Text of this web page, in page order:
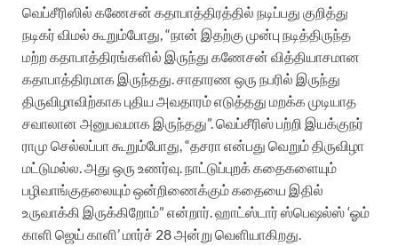
வெப்சீரிஸில் கணேசன் கதாபாத்திரத்தில் நடிப்பது குறித்து
நடிகர் விமல் கூறும்போது, “நான் இதற்கு முன்பு நடித்திருந்த
மற்ற கதாபாத்திரங்களில் இருந்து கணேசன் வித்தியாசமான
கதாபாத்திரமாக இருந்தது. சாதாரண ஒரு நபரில் இருந்து
திருவிழாவிற்காக புதிய அவதாரம் எடுத்தது மறக்க முடியாத
சவாலான அனுபவமாக இருந்தது”. வெப்சீரிஸ் பற்றி இயக்குநர்
ராமு செல்லப்பா கூறும்போது, “தசரா என்பது வெறும் திருவிழா
மட்டுமல்ல. அது ஒரு உணர்வு. நாட்டுப்புறக் கதைகளையும்
பழிவாங்குதலையும் ஒன்றிணைக்கும் கதையை இதில்
உருவாக்கி இருக்கிறோம்” என்றார். ஹாட்ஸ்டார் ஸ்பெஷல்ஸ் ‘ஓம்
காளி ஜெய் காளி’ மார்ச் 28 அன்று வெளியாகிறது.